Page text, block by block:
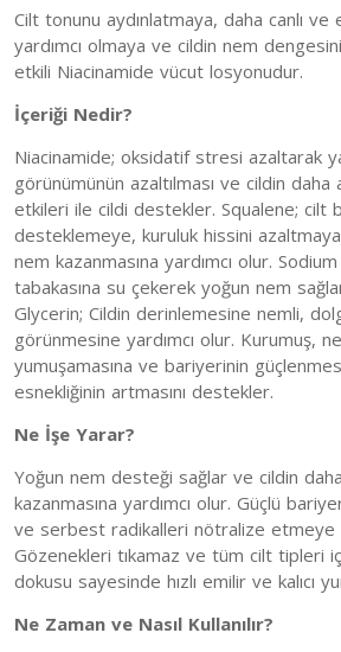
Cilt tonunu aydınlatmaya, daha canlı
yardımcı olmaya ve cildin nem
etkili Niacinamide vücut losyonudur.
İçeriği Nedir?
Niacinamide; oksidatif stresi azaltarak
görünümünün azaltılması ve cildin daha
etkileri ile cildi destekler. Squalene; cilt
desteklemeye, kuruluk hissini
nem kazanmasına yardımcı olur.
tabakasına su çekerek yoğun nem
Glycerin; Cildin derinlemesine nemli,
görünmesine yardımcı olur. Kurumuş,
yumuşamasına ve bariyerinin
esnekliğinin artmasını destekler.
Ne İşe Yarar?
Yoğun nem desteği sağlar ve cildin
kazanmasına yardımcı olur. Güçlü
ve serbest radikalleri nötralize etmeye
Gözenekleri tıkamaz ve tüm cilt tipleri
dokusu sayesinde hızlı emilir ve kalıcı
Ne Zaman ve Nasıl Kullanılır?